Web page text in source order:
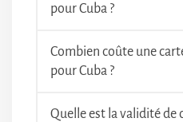
pour Cuba ?
Combien coûte une
pour Cuba ?
Quelle est la validité de